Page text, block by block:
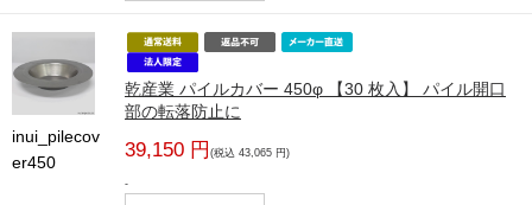
inui_pilecov
er450
乾産業 パイルカバー 450φ 【30 枚入】 パイル開口
部の転落防止に
39,150 円 (税込 43,065 円)
-